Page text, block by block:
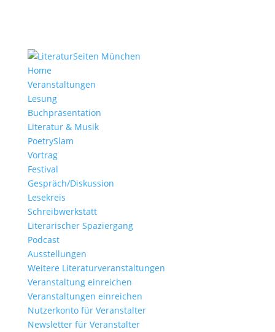
Home
Veranstaltungen
Lesung
Buchpräsentation
Literatur & Musik
PoetrySlam
Vortrag
Festival
Gespräch/Diskussion
Lesekreis
Schreibwerkstatt
Literarischer Spaziergang
Podcast
Ausstellungen
Weitere Literaturveranstaltungen
Veranstaltung einreichen
Veranstaltungen einreichen
Nutzerkonto für Veranstalter
Newsletter für Veranstalter